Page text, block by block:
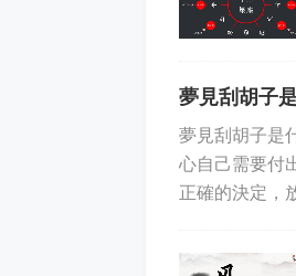
夢見刮胡子
夢見刮胡子是
心自己需要付
正確的決定，